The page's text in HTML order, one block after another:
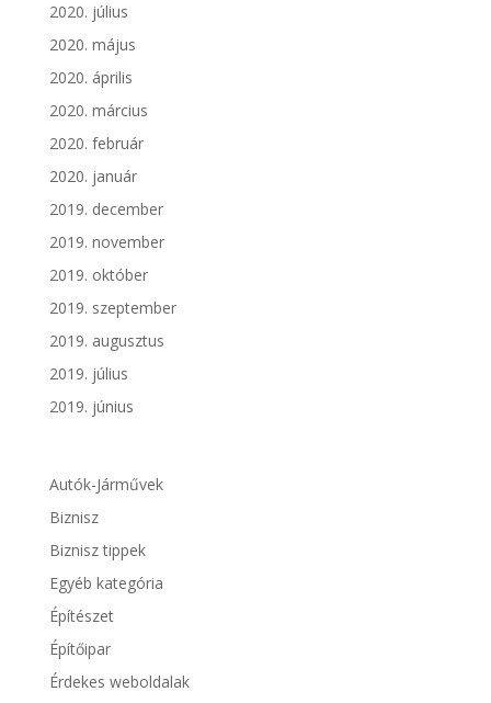
2020. július
2020. május
2020. április
2020. március
2020. február
2020. január
2019. december
2019. november
2019. október
2019. szeptember
2019. augusztus
2019. július
2019. június
Autók-Járművek
Biznisz
Biznisz tippek
Egyéb kategória
Építészet
Építőipar
Érdekes weboldalak